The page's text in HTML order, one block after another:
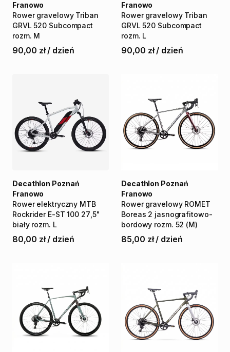
Rower gravelowy Triban
GRVL 520 Subcompact
rozm. M
Franowo
90,00 zł / dzień
Rower gravelowy Triban
GRVL 520 Subcompact
rozm. L
Franowo
90,00 zł / dzień
Rower elektryczny MTB
Rockrider E-ST 100 27 5"
biały rozm. L
Decathlon Poznań
Franowo
80,00 zł / dzień
Rower gravelowy ROMET
Boreas 2 jasnografitowo-
bordowy rozm. 52 (M)
Decathlon Poznań
Franowo
85,00 zł / dzień